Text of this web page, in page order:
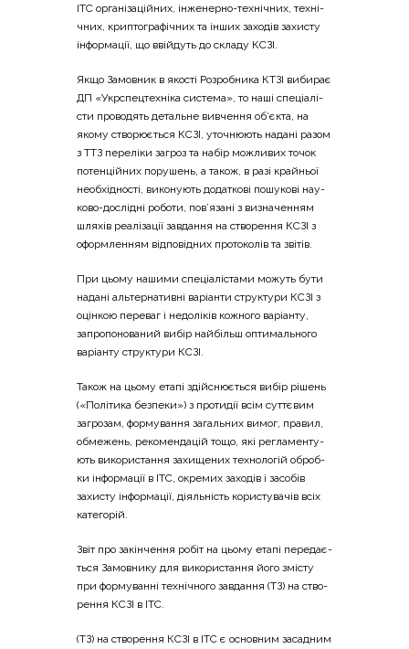
ІТС орга­ні­за­цій­них, інже­нер­но-техні­чних, техні­
чних, кри­пто­гра­фі­чних та інших захо­дів захи­сту
інфор­ма­ції, що ввій­дуть до скла­ду КСЗІ.
Якщо Замов­ник в яко­сті Роз­ро­бни­ка КТЗІ виби­рає
ДП «Укр­спе­цте­хні­ка систе­ма», то наші спе­ці­а­лі­
сти про­во­дять деталь­не вивче­н­ня об’єкта, на
яко­му ство­рю­є­ться КСЗІ, уто­чню­ють нада­ні разом
з ТТЗ пере­лі­ки загроз та набір можли­вих точок
потен­цій­них пору­шень, а також, в разі край­ньої
необ­хі­дно­сті, вико­ну­ють дода­тко­ві пошу­ко­ві нау­
ко­во-дослі­дні робо­ти, пов’язані з визна­че­н­ням
шля­хів реа­лі­за­ції зав­да­н­ня на ство­ре­н­ня КСЗІ з
оформ­ле­н­ням від­по­від­них про­то­ко­лів та звітів.
При цьо­му наши­ми спе­ці­а­лі­ста­ми можуть бути
нада­ні аль­тер­на­тив­ні варі­ан­ти стру­кту­ри КСЗІ з
оцін­кою пере­ваг і недо­лі­ків кожно­го варі­ан­ту,
запро­по­но­ва­ний вибір най­більш опти­маль­но­го
варі­ан­ту стру­кту­ри КСЗІ.
Також на цьо­му ета­пі здій­сню­є­ться вибір рішень
(«Полі­ти­ка без­пе­ки») з про­ти­дії всім сут­тє­вим
загро­зам, фор­му­ва­н­ня загаль­них вимог, пра­вил,
обме­жень, реко­мен­да­цій тощо, які регла­мен­ту­
ють вико­ри­ста­н­ня захи­ще­них техно­ло­гій оброб­
ки інфор­ма­ції в ІТС, окре­мих захо­дів і засо­бів
захи­сту інфор­ма­ції, діяль­ність кори­сту­ва­чів всіх
категорій.
Звіт про закін­че­н­ня робіт на цьо­му ета­пі пере­да­є­
ться Замов­ни­ку для вико­ри­ста­н­ня його змі­сту
при фор­му­ван­ні техні­чно­го зав­да­н­ня (ТЗ) на ство­
ре­н­ня КСЗІ в ІТС.
(ТЗ) на ство­ре­н­ня КСЗІ в ІТС є основ­ним заса­дним